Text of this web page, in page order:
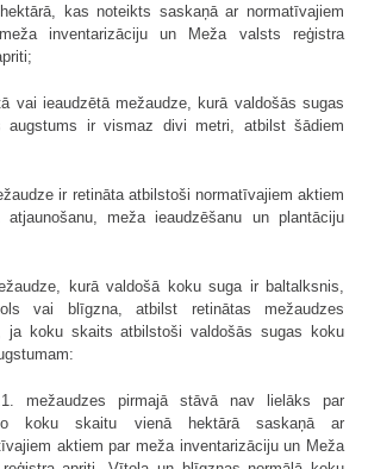
kas noteikts saskaņā ar normatīvajiem
inventarizāciju un Meža valsts reģistra
vai ieaudzētā mežaudze, kurā valdošās sugas
augstums ir vismaz divi metri, atbilst šādiem
ir retināta atbilstoši normatīvajiem aktiem
meža ieaudzēšanu un plantāciju
kurā valdošā koku suga ir baltalksnis,
vai blīgzna, atbilst retinātas mežaudzes
ja koku skaits atbilstoši valdošās sugas koku
mežaudzes pirmajā stāvā nav lielāks par
koku skaitu vienā hektārā saskaņā ar
aktiem par meža inventarizāciju un Meža